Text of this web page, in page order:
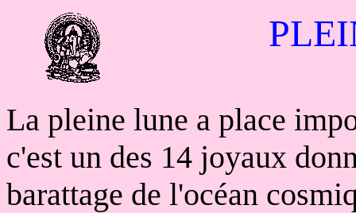
La pleine lune a place
c'est un des 14 joyaux
barattage de l'océan